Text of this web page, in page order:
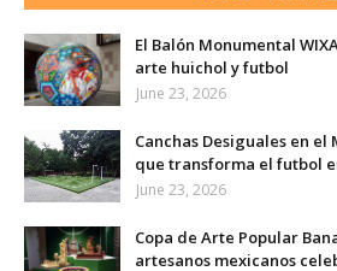
El Balón Monumental
arte huichol y futbol
June 23, 2026
Canchas Desiguales en el
que transforma el futbol
June 23, 2026
Copa de Arte Popular
artesanos mexicanos